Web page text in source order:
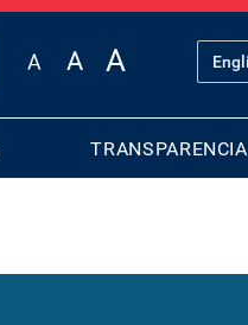
TRANSPARENCIA